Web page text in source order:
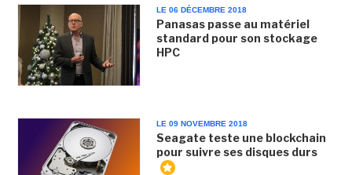
LE 06 DÉCEMBRE 2018
Panasas passe au matériel
standard pour son stockage
HPC
LE 09 NOVEMBRE 2018
Seagate teste une blockchain
pour suivre ses disques durs